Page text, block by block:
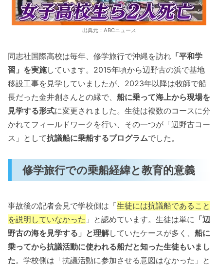
出典元：ABCニュース
同志社国際高校は毎年、修学旅行で沖縄を訪れ 「平和学
習」を実施しています。2015年頃から辺野古の浜で基地
移設工事を見学していましたが、2023年以降は牧師で船
長だった金井創さんとの縁で、 船に乗って海上から現場を
見学する形式に変更されました。生徒は複数のコースに分
かれてフィールドワークを行い、その一つが「辺野古コー
ス」として抗議船に乗船するプログラムでした。
修学旅行での乗船経緯と教育的意義
事故後の記者会見で学校側は「生徒には抗議船であること
を説明していなかった 」と認めています。生徒は単に 「辺
野古の海を見学する」と理解していたケースが多く、 船に
乗ってから抗議活動に使われる船だと知った生徒もいまし
た。学校側は「抗議活動に参加させる意図はなかった」と